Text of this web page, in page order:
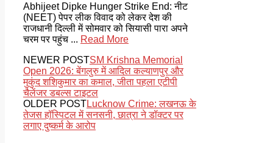
Abhijeet Dipke Hunger Strike End: नीट
(NEET) पेपर लीक विवाद को लेकर देश की
राजधानी दिल्ली में सोमवार को सियासी पारा अपने
चरम पर पहुंच ... Read More
NEWER POSTSM Krishna Memorial
Open 2026: बेंगलुरु में आदिल कल्याणपुर और
मुकुंद शशिकुमार का कमाल, जीता पहला एटीपी
चैलेंजर डबल्स टाइटल
OLDER POSTLucknow Crime: लखनऊ के
तेजस हॉस्पिटल में सनसनी, छात्रा ने डॉक्टर पर
लगाए दुष्कर्म के आरोप